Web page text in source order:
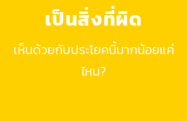
เห็นด้วยกับประโยคนี้มากน้อยแค่
ไหน?
เป็นสิ่งที่ผิด